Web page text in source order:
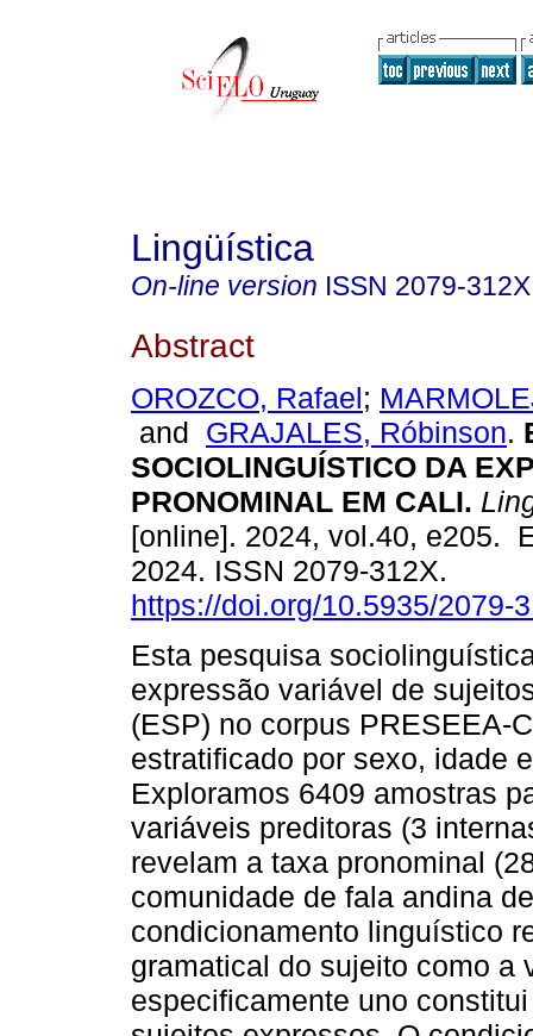
Lingüística
On-line version ISSN 2079-312X
Abstract
OROZCO, Rafael;
and GRAJALES, Róbinson.
SOCIOLINGUÍSTICO DA
PRONOMINAL EM CALI.
[online]. 2024, vol.40, e205.
2024. ISSN 2079-312X.
https://doi.org/10.5935/2079-
Esta pesquisa
expressão variável de
(ESP) no corpus PRESEEA-
estratificado por sexo, idade
Exploramos 6409 amostras
variáveis preditoras (3
revelam a taxa pronominal
comunidade de fala andina
condicionamento linguístico
gramatical do sujeito como a
especificamente uno